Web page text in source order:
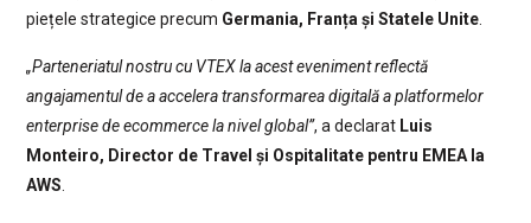
piețele strategice precum Germania, Franța și Statele Unite.
„Parteneriatul nostru cu VTEX la acest eveniment reflectă
angajamentul de a accelera transformarea digitală a platformelor
enterprise de ecommerce la nivel global”, a declaratLuis
Monteiro, Director de Travel și Ospitalitate pentru EMEA la
AWS